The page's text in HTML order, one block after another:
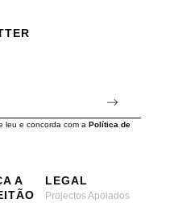
leu e concorda com a Política de
A
LEGAL
Projectos Apoiados